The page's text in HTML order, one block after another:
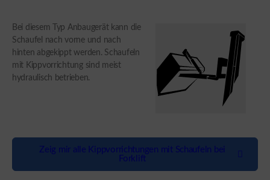
Bei diesem Typ Anbaugerät kann die
Schaufel nach vorne und nach
hinten abgekippt werden. Schaufeln
mit Kippvorrichtung sind meist
hydraulisch betrieben.
Zeig mir alle Kippvorrichtungen mit Schaufeln bei
Forklift